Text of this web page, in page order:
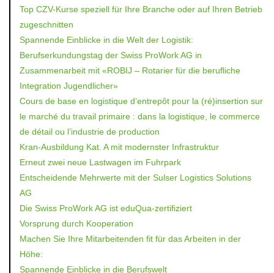
Top CZV-Kurse speziell für Ihre Branche oder auf Ihren Betrieb
zugeschnitten
Spannende Einblicke in die Welt der Logistik:
Berufserkundungstag der Swiss ProWork AG in
Zusammenarbeit mit «ROBIJ – Rotarier für die berufliche
Integration Jugendlicher»
Cours de base en logistique d’entrepôt pour la (ré)insertion sur
le marché du travail primaire : dans la logistique, le commerce
de détail ou l’industrie de production
Kran-Ausbildung Kat. A mit modernster Infrastruktur
Erneut zwei neue Lastwagen im Fuhrpark
Entscheidende Mehrwerte mit der Sulser Logistics Solutions
AG
Die Swiss ProWork AG ist eduQua-zertifiziert
Vorsprung durch Kooperation
Machen Sie Ihre Mitarbeitenden fit für das Arbeiten in der
Höhe:
Spannende Einblicke in die Berufswelt